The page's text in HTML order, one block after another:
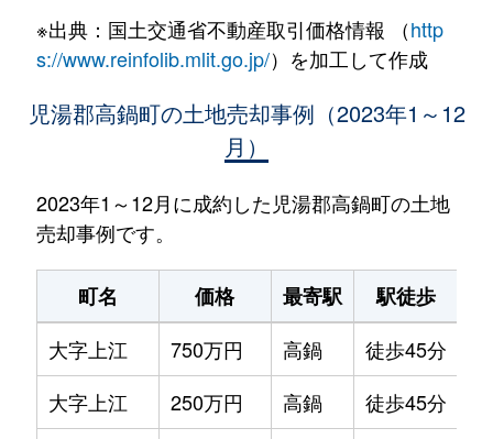
※出典：国土交通省不動産取引価格情報 （http
s://www.reinfolib.mlit.go.jp/）を加工して作成
児湯郡高鍋町の土地売却事例（2023年1～12
月）
2023年1～12月に成約した児湯郡高鍋町の土地
売却事例です。
町名 価格 最寄駅 駅徒歩
大字上江
750万円 高鍋 徒歩45分
大字上江
250万円 高鍋 徒歩45分